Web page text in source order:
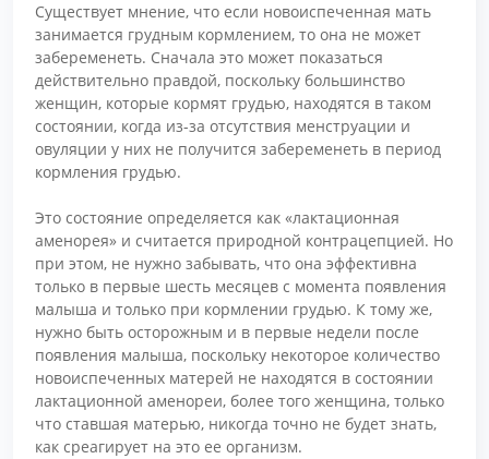
Существует мнение, что если новоиспеченная мать
занимается грудным кормлением, то она не может
забеременеть. Сначала это может показаться
действительно правдой, поскольку большинство
женщин, которые кормят грудью, находятся в таком
состоянии, когда из-за отсутствия менструации и
овуляции у них не получится забеременеть в период
кормления грудью.
Это состояние определяется как «лактационная
аменорея» и считается природной контрацепцией. Но
при этом, не нужно забывать, что она эффективна
только в первые шесть месяцев с момента появления
малыша и только при кормлении грудью. К тому же,
нужно быть осторожным и в первые недели после
появления малыша, поскольку некоторое количество
новоиспеченных матерей не находятся в состоянии
лактационной аменореи, более того женщина, только
что ставшая матерью, никогда точно не будет знать,
как среагирует на это ее организм.